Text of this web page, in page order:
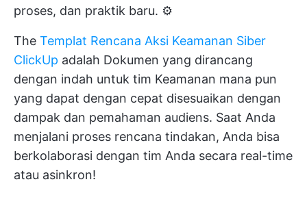
proses, dan praktik baru. ⚙️
The Templat Rencana Aksi Keamanan Siber
ClickUp adalah Dokumen yang dirancang
dengan indah untuk tim Keamanan mana pun
yang dapat dengan cepat disesuaikan dengan
dampak dan pemahaman audiens. Saat Anda
menjalani proses rencana tindakan, Anda bisa
berkolaborasi dengan tim Anda secara real-time
atau asinkron!